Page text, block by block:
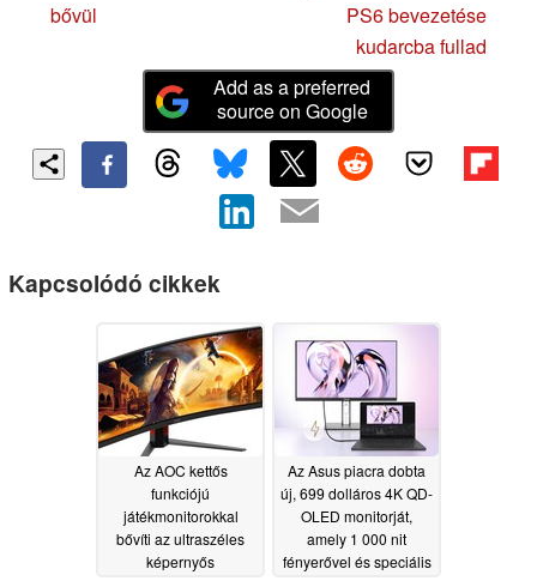
bővül
PS6 bevezetése
kudarcba fullad
Add as a preferred
source on Google
Kapcsolódó cikkek
Az AOC kettős
funkciójú
játékmonitorokkal
bővíti az ultraszéles
képernyős
Az Asus piacra dobta
új, 699 dolláros 4K QD-
OLED monitorját,
amely 1 000 nit
fényerővel és speciális